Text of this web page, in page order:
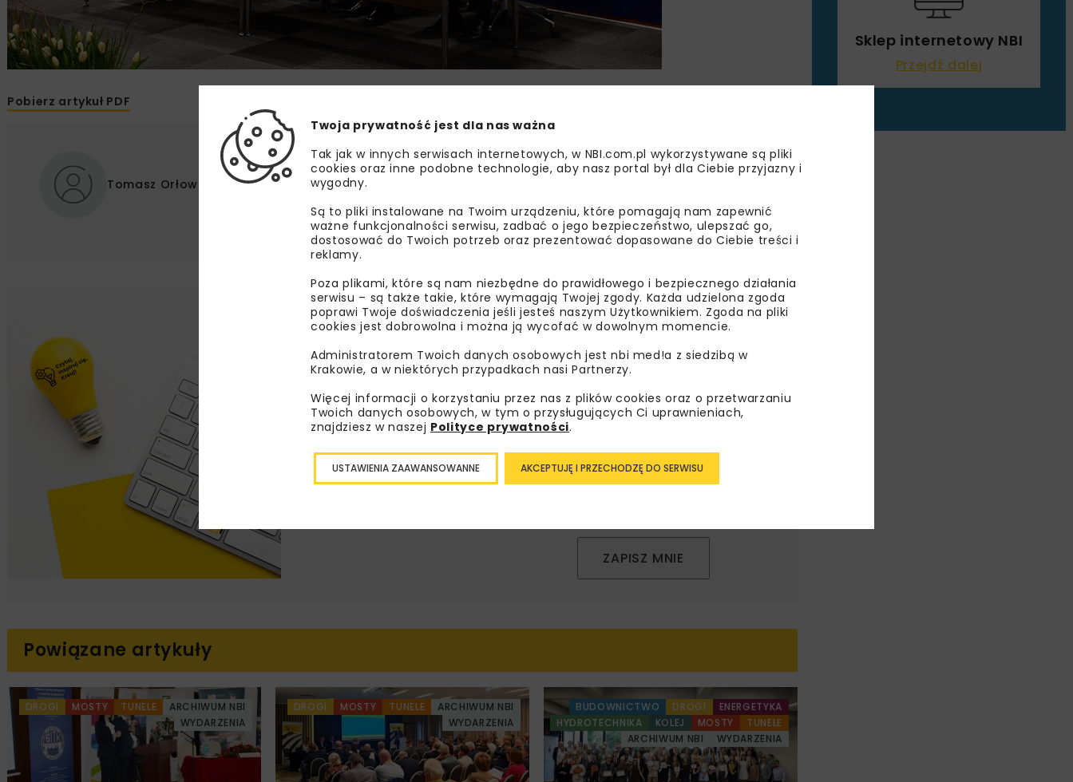
Pobierz artykuł PDF
Tomasz Orłowski
BETON DROGI BETONOWE PKD
Lubisz wiedzieć więcej?
Zapisz się do newslettera aby otrzymywać od nas
najlepsze informacje branżowe, zaproszenia na
wydarzenia, atrakcyjne oferty i dedykowane akcje
specjalne.
ZAPISZ MNIE
Powiązane artykuły
DROGI MOSTY TUNELE
ARCHIWUM NBI
WYDARZENIA
DROGI MOSTY TUNELE
ARCHIWUM NBI
WYDARZENIA
BUDOWNICTWO DROGI
ENERGETYKA
HYDROTECHNIKA
KOLEJ MOSTY
TUNELE
ARCHIWUM NBI
WYDARZENIA
Sklep internetowy NBI
Przejdź dalej
Twoja prywatność jest dla nas ważna
Tak jak w innych serwisach internetowych, w NBI.com.pl wykorzystywane są pliki
cookies oraz inne podobne technologie, aby nasz portal był dla Ciebie przyjazny i
wygodny.
Są to pliki instalowane na Twoim urządzeniu, które pomagają nam zapewnić
ważne funkcjonalności serwisu, zadbać o jego bezpieczeństwo, ulepszać go,
dostosować do Twoich potrzeb oraz prezentować dopasowane do Ciebie treści i
reklamy.
Poza plikami, które są nam niezbędne do prawidłowego i bezpiecznego działania
serwisu – są także takie, które wymagają Twojej zgody. Każda udzielona zgoda
poprawi Twoje doświadczenia jeśli jesteś naszym Użytkownikiem. Zgoda na pliki
cookies jest dobrowolna i można ją wycofać w dowolnym momencie.
Administratorem Twoich danych osobowych jest nbi med!a z siedzibą w
Krakowie, a w niektórych przypadkach nasi Partnerzy.
Więcej informacji o korzystaniu przez nas z plików cookies oraz o przetwarzaniu
Twoich danych osobowych, w tym o przysługujących Ci uprawnieniach,
znajdziesz w naszej Polityce prywatności.
AKCEPTUJĘ I PRZECHODZĘ DO SERWISU
USTAWIENIA ZAAWANSOWANNE